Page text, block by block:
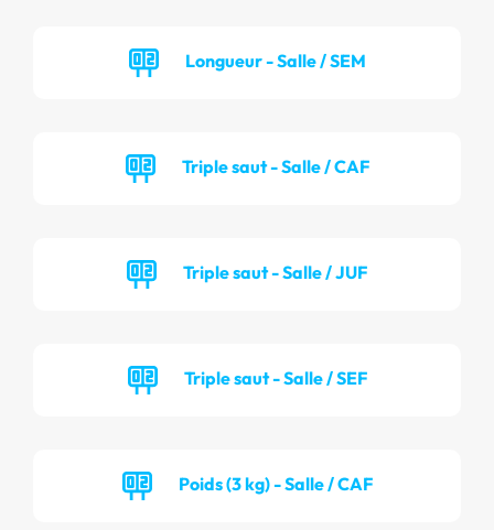
Longueur - Salle / SEM
Triple saut - Salle / CAF
Triple saut - Salle / JUF
Triple saut - Salle / SEF
Poids (3 kg) - Salle / CAF